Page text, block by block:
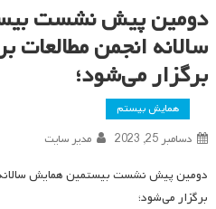
دومین پیش نشست
سالانه انجمن مطالعات
برگزار می‌شود؛
همایش بیستم
دسامبر 25, 2023 مدیر سایت
دومین پیش نشست بیستمین همایش سالانه
برگزار می‌شود؛